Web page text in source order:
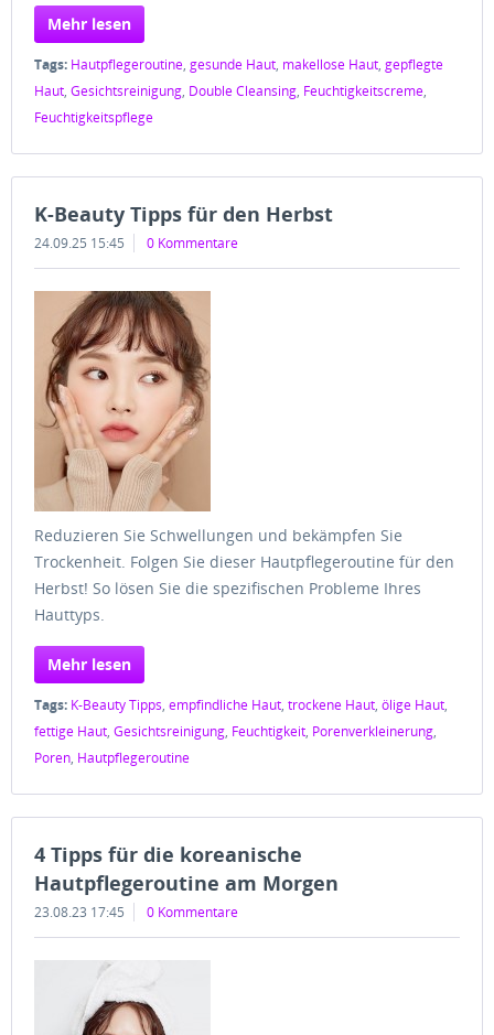
Mehr lesen
Tags: Hautpflegeroutine, gesunde Haut, makellose Haut, gepflegte
Haut, Gesichtsreinigung, Double Cleansing, Feuchtigkeitscreme,
Feuchtigkeitspflege
K-Beauty Tipps für den Herbst
24.09.25 15:45 0 Kommentare
Reduzieren Sie Schwellungen und bekämpfen Sie
Trockenheit. Folgen Sie dieser Hautpflegeroutine für den
Herbst! So lösen Sie die spezifischen Probleme Ihres
Hauttyps.
Mehr lesen
Tags: K-Beauty Tipps, empfindliche Haut, trockene Haut, ölige Haut,
fettige Haut, Gesichtsreinigung, Feuchtigkeit, Porenverkleinerung,
Poren, Hautpflegeroutine
4 Tipps für die koreanische
Hautpflegeroutine am Morgen
23.08.23 17:45 0 Kommentare